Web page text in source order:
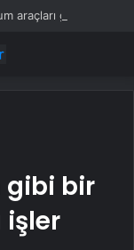
gibi bir
işler